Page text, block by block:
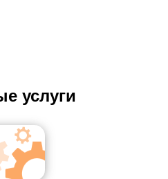
услуги